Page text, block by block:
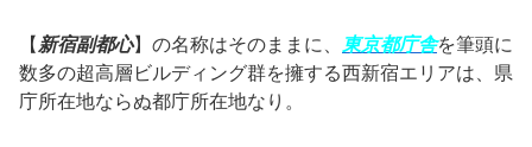
【 新宿副都心】の名称はそのままに、 東京都庁舎を筆頭に
数多の超高層ビルディング群を擁する西新宿エリアは、県
庁所在地ならぬ都庁所在地なり。